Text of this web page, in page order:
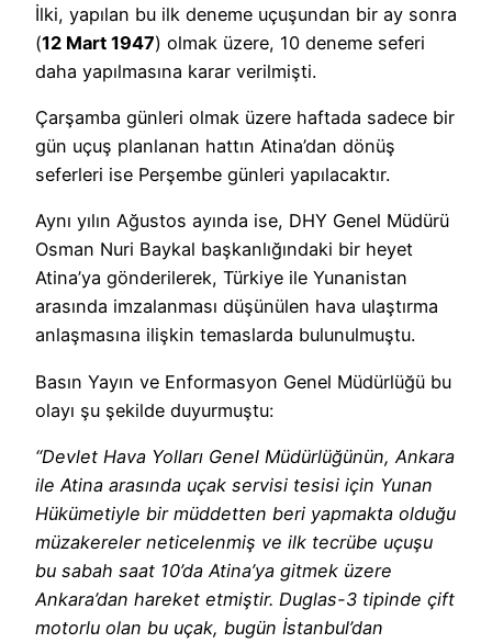
İlki, yapılan bu ilk deneme uçuşundan bir ay sonra
(12 Mart 1947) olmak üzere, 10 deneme seferi
daha yapılmasına karar verilmişti.
Çarşamba günleri olmak üzere haftada sadece bir
gün uçuş planlanan hattın Atina’dan dönüş
seferleri ise Perşembe günleri yapılacaktır.
Aynı yılın Ağustos ayında ise, DHY Genel Müdürü
Osman Nuri Baykal başkanlığındaki bir heyet
Atina’ya gönderilerek, Türkiye ile Yunanistan
arasında imzalanması düşünülen hava ulaştırma
anlaşmasına ilişkin temaslarda bulunulmuştu.
Basın Yayın ve Enformasyon Genel Müdürlüğü bu
olayı şu şekilde duyurmuştu:
“Devlet Hava Yolları Genel Müdürlüğünün, Ankara
ile Atina arasında uçak servisi tesisi için Yunan
Hükümetiyle bir müddetten beri yapmakta olduğu
müza­kereler neticelenmiş ve ilk tecrübe uçuşu
bu sabah saat 10’da Atina’ya gitmek üzere
Ankara’dan hareket etmiştir. Duglas-3 tipinde çift
motorlu olan bu uçak, bugün İstanbul’dan